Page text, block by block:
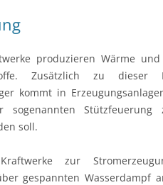
Energiepolitik
Energierecht
Energiewirtschaft
Kraftwerkstechnik
Netzwirtschaft
produzieren Wärme
Zusätzlich zu dieser
kommt in
sogenannten
soll.
Kraftwerke zur
gespannten Wasserdampf